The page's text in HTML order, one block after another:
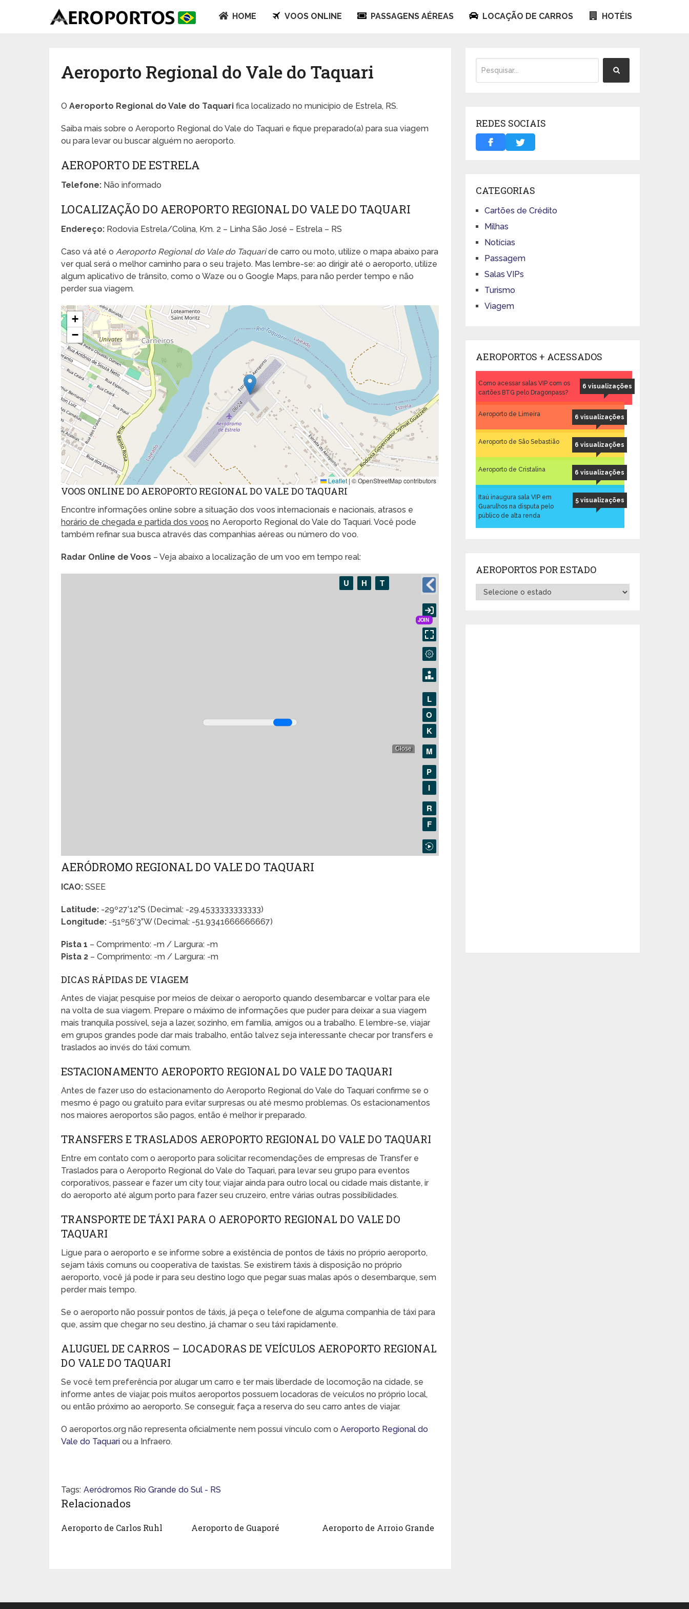
HOME VOOS ONLINE PASSAGENS AÉREAS LOCAÇÃO DE CARROS HOTÉIS
Aeroporto Regional do Vale do Taquari
OAeroporto Regional do Vale do Taquari fica localizado no município de Estrela, RS.
Saiba mais sobre o Aeroporto Regional do Vale do Taquari e fique preparado(a) para sua viagem
ou para levar ou buscar alguém no aeroporto.
AEROPORTO DE ESTRELA
Telefone: Não informado
LOCALIZAÇÃO DO AEROPORTO REGIONAL DO VALE DO TAQUARI
Endereço: Rodovia Estrela/Colina, Km. 2 – Linha São José – Estrela – RS
Caso vá até o Aeroporto Regional do Vale do Taquaride carro ou moto, utilize o mapa abaixo para
ver qual será o melhor caminho para o seu trajeto. Mas lembre-se: ao dirigir até o aeroporto, utilize
algum aplicativo de trânsito, como o Waze ou o Google Maps, para não perder tempo e não
perder sua viagem.
+
−
Leaflet |© OpenStreetMap contributors
VOOS ONLINE DO AEROPORTO REGIONAL DO VALE DO TAQUARI
Encontre informações online sobre a situação dos voos internacionais e nacionais, atrasos e
horário de chegada e partida dos voos no Aeroporto Regional do Vale do Taquari. Você pode
também refinar sua busca através das companhias aéreas ou número do voo.
Radar Online de Voos – Veja abaixo a localização de um voo em tempo real:
AERÓDROMO REGIONAL DO VALE DO TAQUARI
ICAO: SSEE
Latitude: -29º27’12”S (Decimal: -29.4533333333333)
Longitude: -51º56’3”W (Decimal: -51.9341666666667)
Pista 1 – Comprimento: -m / Largura: -m
Pista 2 – Comprimento: -m / Largura: -m
DICAS RÁPIDAS DE VIAGEM
Antes de viajar, pesquise por meios de deixar o aeroporto quando desembarcar e voltar para ele
na volta de sua viagem. Prepare o máximo de informações que puder para deixar a sua viagem
mais tranquila possível, seja a lazer, sozinho, em família, amigos ou a trabalho. E lembre-se, viajar
em grupos grandes pode dar mais trabalho, então talvez seja interessante checar por transfers e
traslados ao invés do táxi comum.
ESTACIONAMENTO AEROPORTO REGIONAL DO VALE DO TAQUARI
Antes de fazer uso do estacionamento do Aeroporto Regional do Vale do Taquari confirme se o
mesmo é pago ou gratuito para evitar surpresas ou até mesmo problemas. Os estacionamentos
nos maiores aeroportos são pagos, então é melhor ir preparado.
TRANSFERS E TRASLADOS AEROPORTO REGIONAL DO VALE DO TAQUARI
Entre em contato com o aeroporto para solicitar recomendações de empresas de Transfer e
Traslados para o Aeroporto Regional do Vale do Taquari, para levar seu grupo para eventos
corporativos, passear e fazer um city tour, viajar ainda para outro local ou cidade mais distante, ir
do aeroporto até algum porto para fazer seu cruzeiro, entre várias outras possibilidades.
TRANSPORTE DE TÁXI PARA O AEROPORTO REGIONAL DO VALE DO
TAQUARI
Ligue para o aeroporto e se informe sobre a existência de pontos de táxis no próprio aeroporto,
sejam táxis comuns ou cooperativa de taxistas. Se existirem táxis à disposição no próprio
aeroporto, você já pode ir para seu destino logo que pegar suas malas após o desembarque, sem
perder mais tempo.
Se o aeroporto não possuir pontos de táxis, já peça o telefone de alguma companhia de táxi para
que, assim que chegar no seu destino, já chamar o seu táxi rapidamente.
ALUGUEL DE CARROS – LOCADORAS DE VEÍCULOS AEROPORTO REGIONAL
DO VALE DO TAQUARI
Se você tem preferência por alugar um carro e ter mais liberdade de locomoção na cidade, se
informe antes de viajar, pois muitos aeroportos possuem locadoras de veículos no próprio local,
ou então próximo ao aeroporto. Se conseguir, faça a reserva do seu carro antes de viajar.
O aeroportos.org não representa oficialmente nem possui vínculo com oAeroporto Regional do
Vale do Taquari ou a Infraero.
Tags: Aeródromos Rio Grande do Sul - RS
Relacionados
Aeroporto de Carlos Ruhl Aeroporto de Guaporé Aeroporto de Arroio Grande
REDES SOCIAIS
CATEGORIAS
Cartões de Crédito
Milhas
Notícias
Passagem
Salas VIPs
Turismo
Viagem
AEROPORTOS + ACESSADOS
6 visualizações
Como acessar salas VIP com os
cartões BTG pelo Dragonpass?
6 visualizações
Aeroporto de Limeira
6 visualizações
Aeroporto de São Sebastião
6 visualizações
Aeroporto de Cristalina
5 visualizações
Itaú inaugura sala VIP em
Guarulhos na disputa pelo
público de alta renda
AEROPORTOS POR ESTADO
Aeroportos
por